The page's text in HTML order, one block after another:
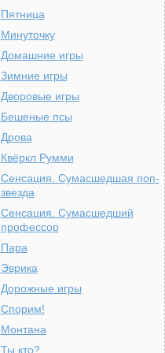
Пятница
Минуточку
Домашние игры
Зимние игры
Дворовые игры
Бешеные псы
Дрова
Квёркл Румми
Сенсация. Сумасшедшая поп-
звезда
Сенсация. Сумасшедший
профессор
Пара
Эврика
Дорожные игры
Спорим!
Монтана
Ты кто?